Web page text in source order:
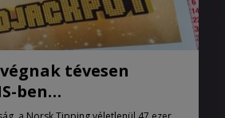
tévesen
ben
értesítést